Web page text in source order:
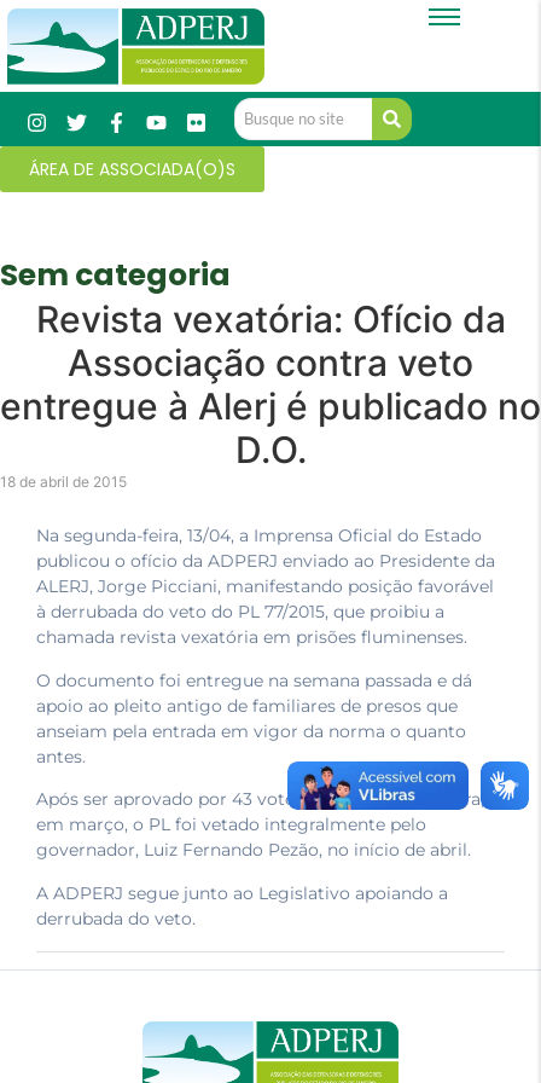
ÁREA DE ASSOCIADA(O)S
Sem categoria
Revista vexatória: Ofício da
Associação contra veto
entregue à Alerj é publicado no
D.O.
18 de abril de 2015
Na segunda-feira, 13/04, a Imprensa Oficial do Estado
publicou o ofício da ADPERJ enviado ao Presidente da
ALERJ, Jorge Picciani, manifestando posição favorável
à derrubada do veto do PL 77/2015, que proibiu a
chamada revista vexatória em prisões fluminenses.
O documento foi entregue na semana passada e dá
apoio ao pleito antigo de familiares de presos que
anseiam pela entrada em vigor da norma o quanto
antes.
Após ser aprovado por 43 votos a favor e dois contra,
em março, o PL foi vetado integralmente pelo
governador, Luiz Fernando Pezão, no início de abril.
A ADPERJ segue junto ao Legislativo apoiando a
derrubada do veto.